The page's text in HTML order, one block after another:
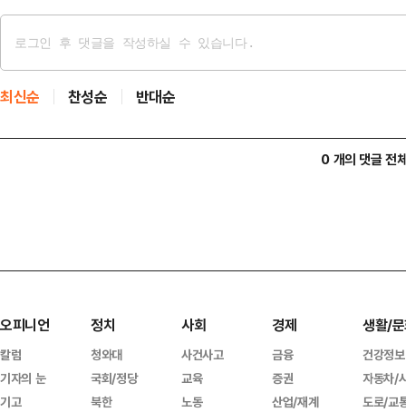
최신순 찬성순 반대순
0 개의 댓글 전
오피니언
칼럼
기자의 눈
기고
정치
청와대
국회/정당
북한
사회
사건사고
교육
노동
경제
금융
증권
산업/재계
생활/
건강정보
자동차/
도로/교